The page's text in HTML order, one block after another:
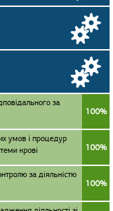
за
100%
умов і процедур
крові
100%
за діяльністю
100%